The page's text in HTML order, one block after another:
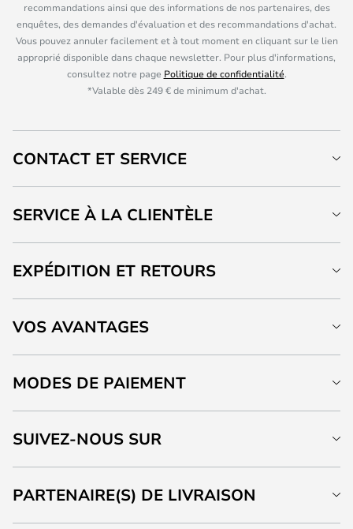
recommandations ainsi que des informations de nos partenaires, des
enquêtes, des demandes d'évaluation et des recommandations d'achat.
Vous pouvez annuler facilement et à tout moment en cliquant sur le lien
approprié disponible dans chaque newsletter. Pour plus d'informations,
consultez notre page Politique de confidentialité.
*Valable dès 249 € de minimum d'achat.
CONTACT ET SERVICE
SERVICE À LA CLIENTÈLE
EXPÉDITION ET RETOURS
VOS AVANTAGES
MODES DE PAIEMENT
SUIVEZ-NOUS SUR
PARTENAIRE(S) DE LIVRAISON